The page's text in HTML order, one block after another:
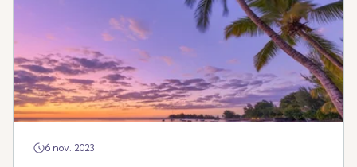
6 nov. 2023